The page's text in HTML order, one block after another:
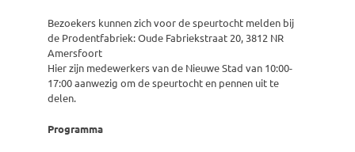
Bezoekers kunnen zich voor de speurtocht melden bij
de Prodentfabriek: Oude Fabriekstraat 20, 3812 NR
Amersfoort
Hier zijn medewerkers van de Nieuwe Stad van 10:00-
17:00 aanwezig om de speurtocht en pennen uit te
delen.
Programma